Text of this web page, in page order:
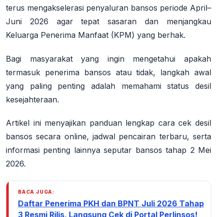
terus mengakselerasi penyaluran bansos periode April–
Juni 2026 agar tepat sasaran dan menjangkau
Keluarga Penerima Manfaat (KPM) yang berhak.
Bagi masyarakat yang ingin mengetahui apakah
termasuk penerima bansos atau tidak, langkah awal
yang paling penting adalah memahami status desil
kesejahteraan.
Artikel ini menyajikan panduan lengkap cara cek desil
bansos secara online, jadwal pencairan terbaru, serta
informasi penting lainnya seputar bansos tahap 2 Mei
2026.
BACA JUGA:
Daftar Penerima PKH dan BPNT Juli 2026 Tahap
3 Resmi Rilis, Langsung Cek di Portal Perlinsos!